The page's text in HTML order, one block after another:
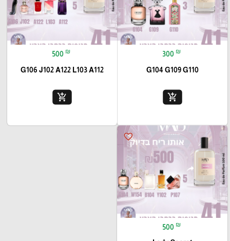
300 ₪
G104 G109 G110
add_shopping_cart
500 ₪
G106 J102 A122 L103 A112
add_shopping_cart
favorite_border
500 ₪